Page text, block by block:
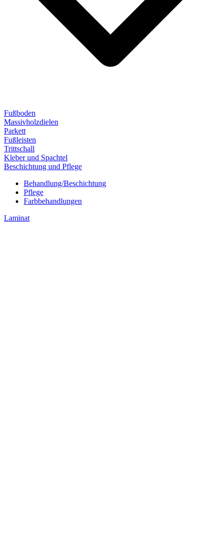
Fußboden
Massivholzdielen
Parkett
Fußleisten
Trittschall
Kleber und Spachtel
Beschichtung und Pflege
Behandlung/Beschichtung
Pflege
Farbbehandlungen
Laminat